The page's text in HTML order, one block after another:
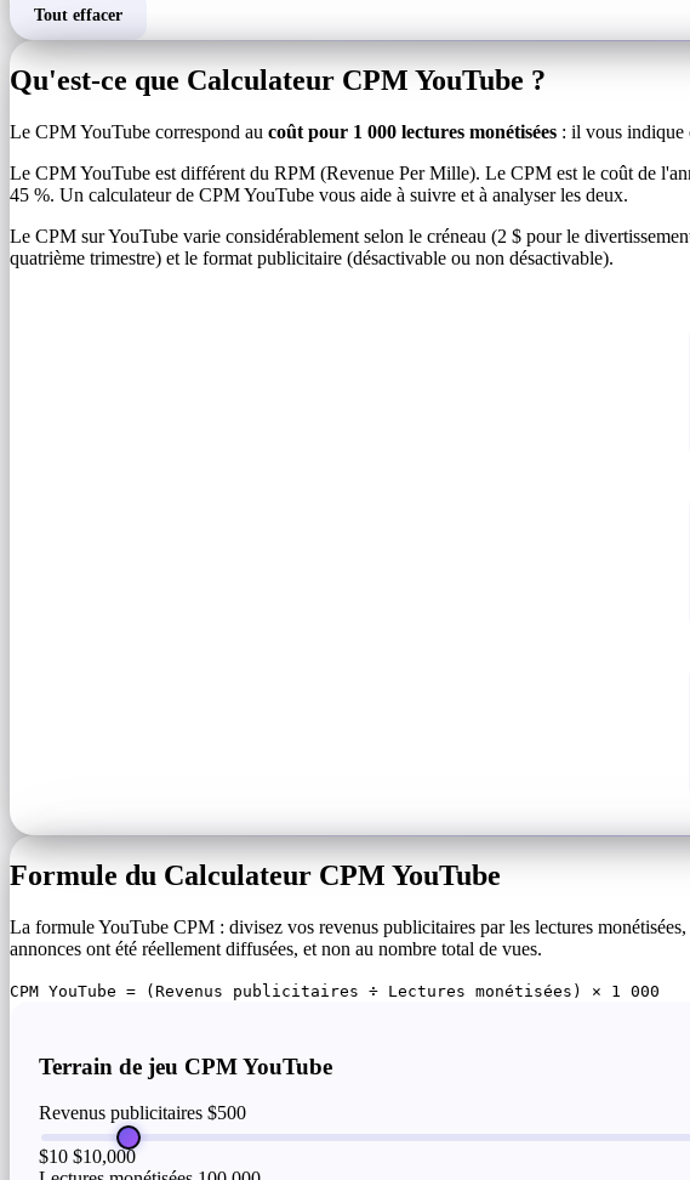
Tout effacer
Qu'est-ce que Calculateur CPM YouTube ?
Le CPM YouTube correspond au coût pour 1 000 lectures monétisées : il vous indique
Le CPM YouTube est différent du RPM (Revenue Per Mille). Le CPM est le coût de
45 %. Un calculateur de CPM YouTube vous aide à suivre et à analyser les deux.
Le CPM sur YouTube varie considérablement selon le créneau (2 $ pour le
quatrième trimestre) et le format publicitaire (désactivable ou non désactivable).
Formule du Calculateur CPM YouTube
La formule YouTube CPM : divisez vos revenus publicitaires par les lectures
annonces ont été réellement diffusées, et non au nombre total de vues.
CPM YouTube = (Revenus publicitaires ÷ Lectures monétisées) × 1 000
Terrain de jeu CPM YouTube
Revenus publicitaires $500
$10 $10,000